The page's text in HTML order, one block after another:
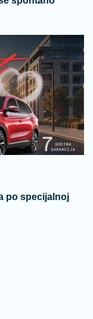
po specijalnoj